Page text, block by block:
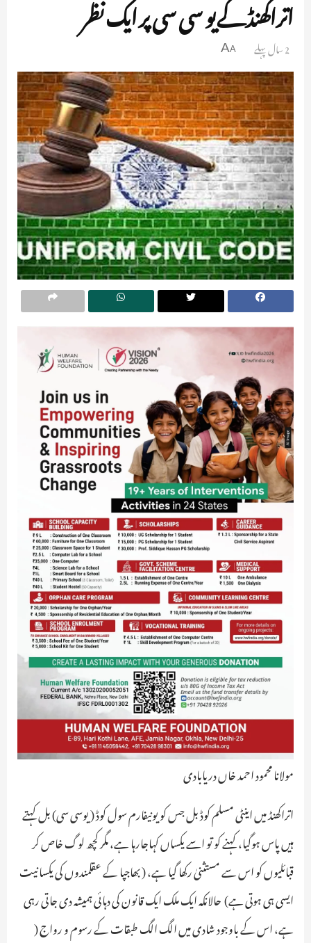
اتراکھنڈ کے یو سی سی پر ایک نظر
2 سال پہلے A
A
مولانا محمود احمد خاں دریابادی
اتراکھنڈ میں اینٹی مسلم کوڈ بل جس کو یونیفارم سول کوڈ ( یوسی سی) بل کہتے
ہیں پاس ہوگیا، کہنے کو تو اسے یکساں کہاجارہا ہے، مگر کچھ لوگ خاص کر
قبائلیوں کو اس سے مستثنیٰ رکھا گیا ہے، ( بھاجپا کے عقلمندوں کی یکسانیت
ایسی ہی ہوتی ہے) ـ حالانکہ ایک ملک ایک قانون کی دہائی ہمیشہ دی جاتی رہی
ہے، اس کے باوجود شادی میں الگ الگ طبقات کے رسوم و رواج (